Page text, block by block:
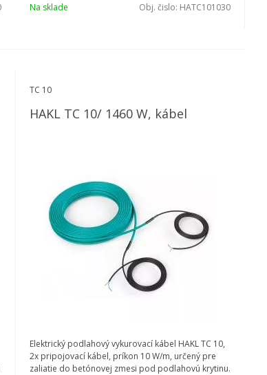
Na sklade Obj. čislo: HATC101030
TC 10
HAKL TC 10/ 1460 W, kábel
Elektrický podlahový vykurovací kábel HAKL TC 10,
2x pripojovací kábel, príkon 10 W/m, určený pre
zaliatie do betónovej zmesi pod podlahovú krytinu.